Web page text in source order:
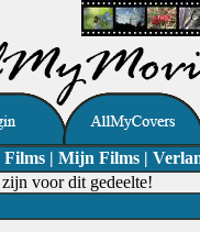
Films | Mijn Films |
voor dit gedeelte!